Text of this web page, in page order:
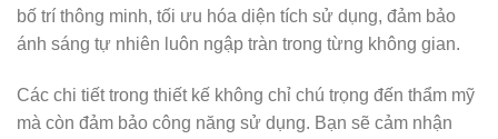
bố trí thông minh, tối ưu hóa diện tích sử dụng, đảm bảo
ánh sáng tự nhiên luôn ngập tràn trong từng không gian.
Các chi tiết trong thiết kế không chỉ chú trọng đến thẩm mỹ
mà còn đảm bảo công năng sử dụng. Bạn sẽ cảm nhận